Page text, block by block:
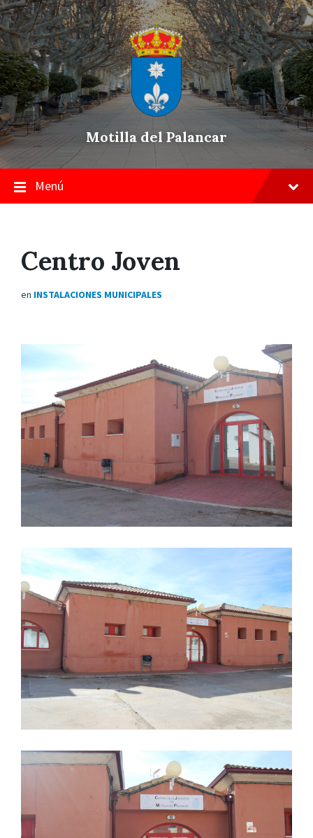
Skip
to
content
Saltar
a
la
navegación
principal
Saltar
a
pie
de
página
Motilla del Palancar
Menú
Centro Joven
en INSTALACIONES MUNICIPALES